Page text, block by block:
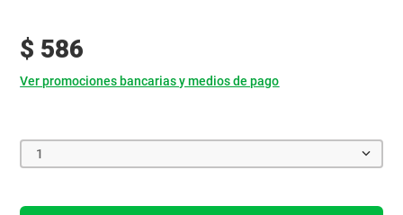
$ 586
Ver promociones bancarias y medios de pago
1